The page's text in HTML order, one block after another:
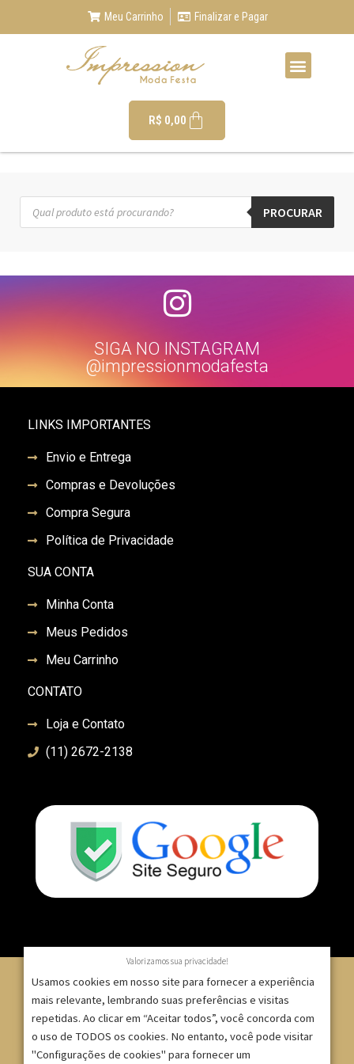
Meu Carrinho Finalizar e Pagar
R$ 0,00
PROCURAR
SIGA NO INSTAGRAM
@impressionmodafesta
LINKS IMPORTANTES
Envio e Entrega
Compras e Devoluções
Compra Segura
Política de Privacidade
SUA CONTA
Minha Conta
Meus Pedidos
Meu Carrinho
CONTATO
Loja e Contato
(11) 2672-2138
© 2007 – 2025 – ImpressionModaFesta | Rua Serra de
Japi, 1332 – Tatuapé – São Paulo/SP – CNPJ:
Valorizamos sua privacidade!
Usamos cookies em nosso site para fornecer a experiência
mais relevante, lembrando suas preferências e visitas
repetidas. Ao clicar em “Aceitar todos”, você concorda com
o uso de TODOS os cookies. No entanto, você pode visitar
"Configurações de cookies" para fornecer um